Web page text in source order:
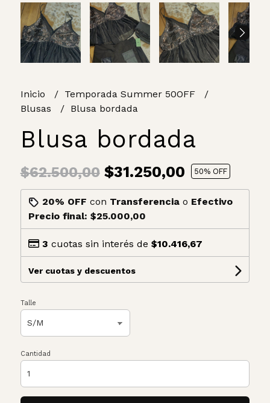
Inicio
Temporada Summer 50OFF
Blusas
Blusa bordada
Blusa bordada
$62.500,00$31.250,00 50% OFF
20% OFF con Transferenciao Efectivo
Precio final: $25.000,00
3 cuotas sin interés de $10.416,67
Ver cuotas y descuentos
Talle
Cantidad